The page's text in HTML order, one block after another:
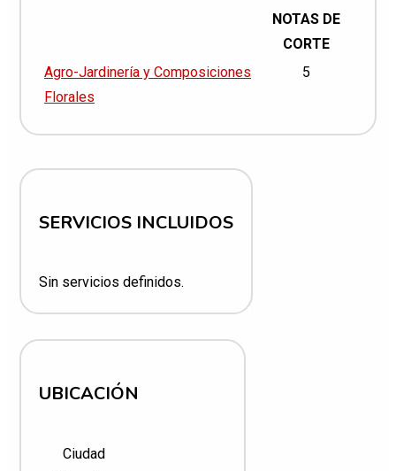
NOTAS DE
CORTE
Agro-Jardinería y Composiciones
Florales
5
SERVICIOS INCLUIDOS
Sin servicios definidos.
UBICACIÓN
Ciudad